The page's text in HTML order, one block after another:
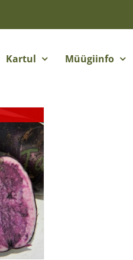
Kartul Müügiinfo